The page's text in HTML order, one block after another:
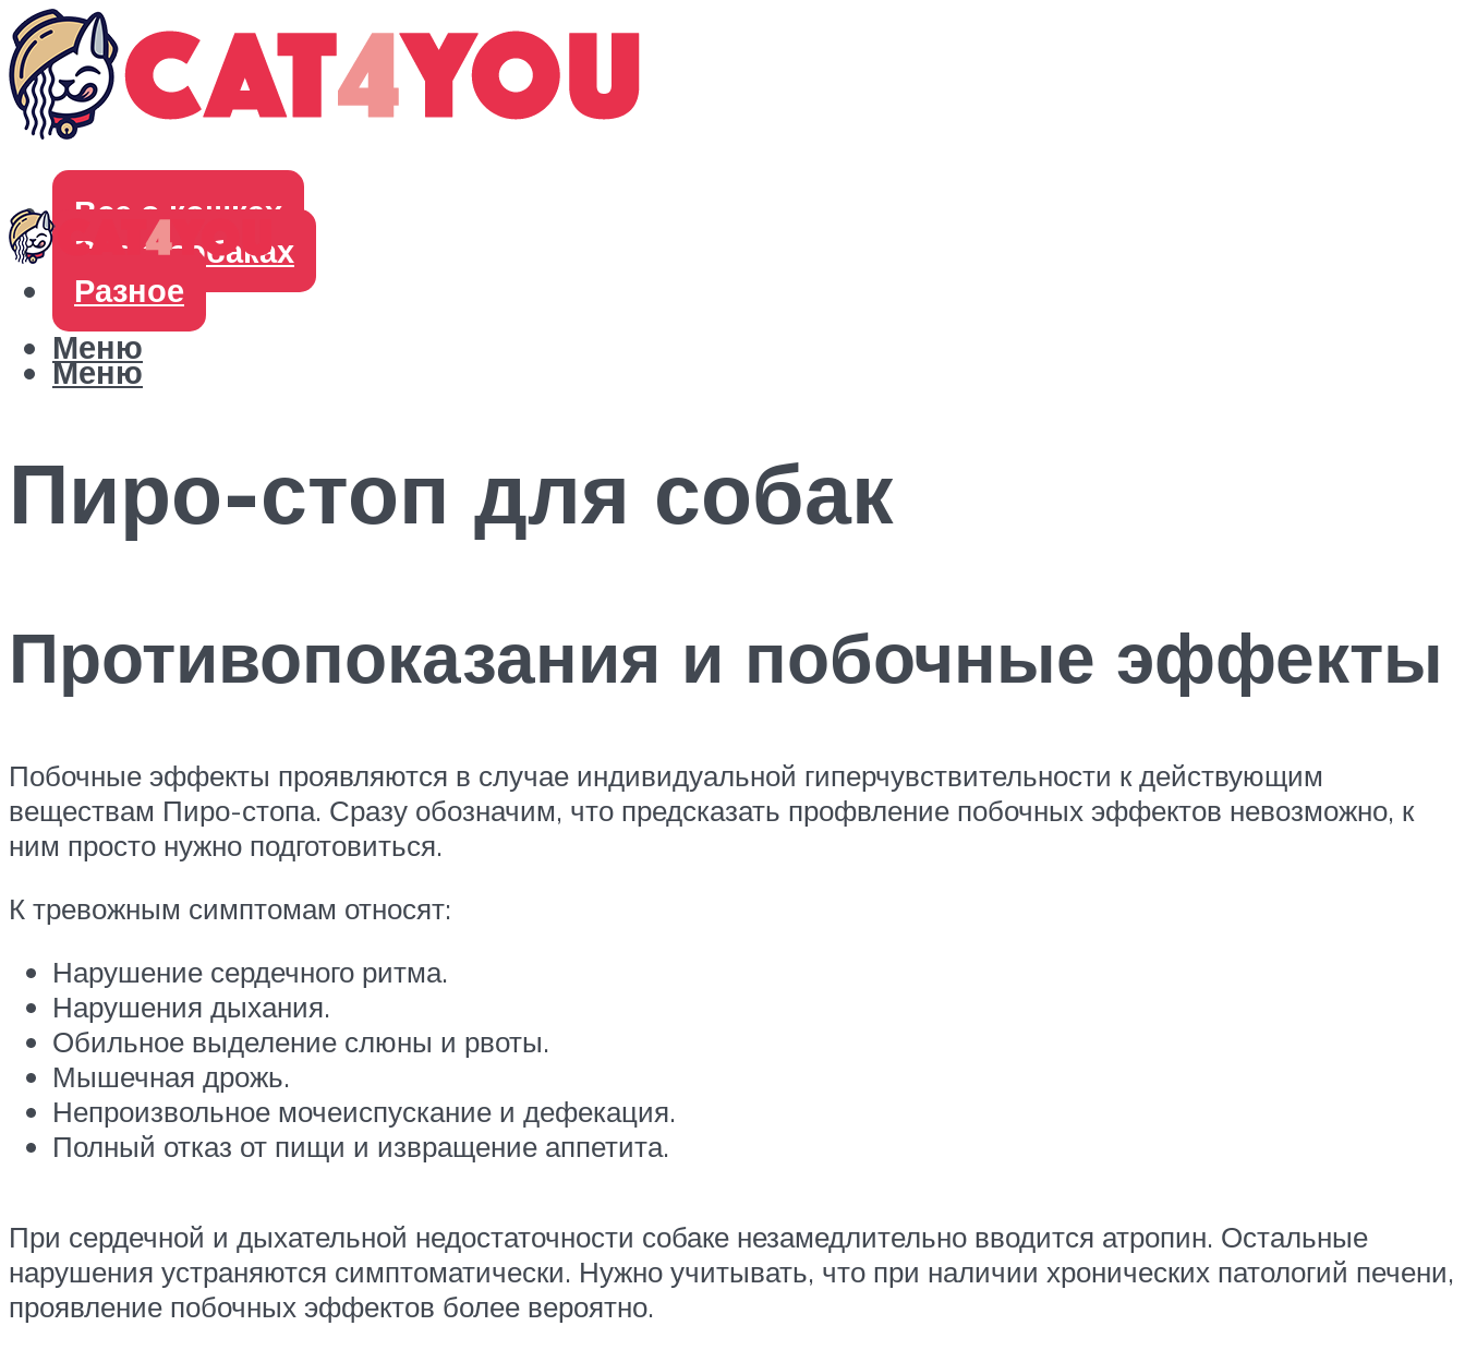
Все о кошках
Все о собаках
Разное
Меню
Меню
Пиро-стоп для собак
Противопоказания и побочные эффекты
Побочные эффекты проявляются в случае индивидуальной гиперчувствительности к действующим
веществам Пиро-стопа. Сразу обозначим, что предсказать профвление побочных эффектов невозможно, к
ним просто нужно подготовиться.
К тревожным симптомам относят:
Нарушение сердечного ритма.
Нарушения дыхания.
Обильное выделение слюны и рвоты.
Мышечная дрожь.
Непроизвольное мочеиспускание и дефекация.
Полный отказ от пищи и извращение аппетита.
При сердечной и дыхательной недостаточности собаке незамедлительно вводится атропин. Остальные
нарушения устраняются симптоматически. Нужно учитывать, что при наличии хронических патологий печени,
проявление побочных эффектов более вероятно.